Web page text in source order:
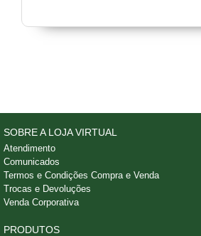
SOBRE A LOJA VIRTUAL
Atendimento
Comunicados
Termos e Condições Compra e Venda
Trocas e Devoluções
Venda Corporativa
PRODUTOS